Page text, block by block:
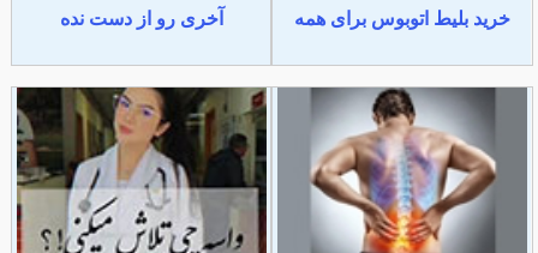
خرید بلیط اتوبوس برای همه
آخری رو از دست نده